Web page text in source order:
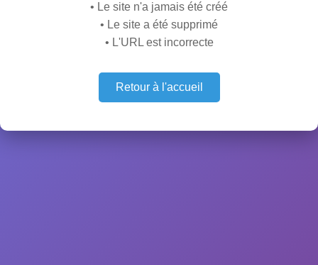
• Le site n'a jamais été créé
• Le site a été supprimé
• L'URL est incorrecte
Retour à l'accueil